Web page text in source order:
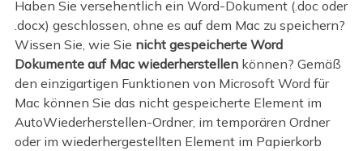
Haben Sie versehentlich ein Word-Dokument (.doc oder
.docx) geschlossen, ohne es auf dem Mac zu speichern?
Wissen Sie, wie Sie nicht gespeicherte Word
Dokumente auf Mac wiederherstellenkönnen? Gemäß
den einzigartigen Funktionen von Microsoft Word für
Mac können Sie das nicht gespeicherte Element im
AutoWiederherstellen-Ordner, im temporären Ordner
oder im wiederhergestellten Element im Papierkorb